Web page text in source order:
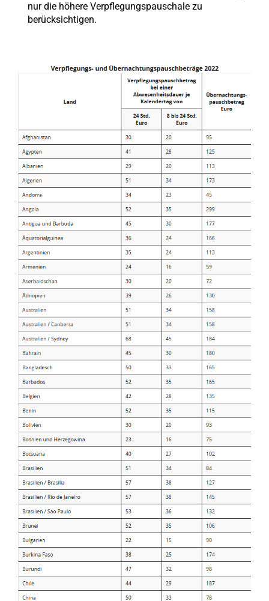
nur die höhere Verpflegungspauschale zu
berücksichtigen.